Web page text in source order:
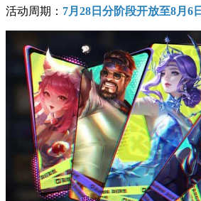
活动周期： 7月28日分阶段开放至8月6